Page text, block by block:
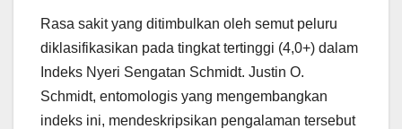
Rasa sakit yang ditimbulkan oleh semut peluru
diklasifikasikan pada tingkat tertinggi (4,0+) dalam
Indeks Nyeri Sengatan Schmidt. Justin O.
Schmidt, entomologis yang mengembangkan
indeks ini, mendeskripsikan pengalaman tersebut